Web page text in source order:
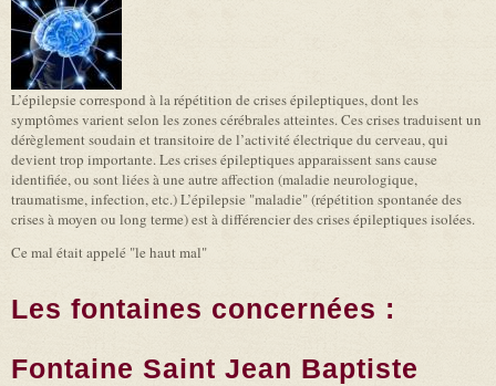
L’épilepsie correspond à la répétition de crises épileptiques, dont les
symptômes varient selon les zones cérébrales atteintes. Ces crises traduisent un
dérèglement soudain et transitoire de l’activité électrique du cerveau, qui
devient trop importante. Les crises épileptiques apparaissent sans cause
identifiée, ou sont liées à une autre affection (maladie neurologique,
traumatisme, infection, etc.) L’épilepsie "maladie" (répétition spontanée des
crises à moyen ou long terme) est à différencier des crises épileptiques isolées.
Ce mal était appelé "le haut mal"
Les fontaines concernées :
Fontaine Saint Jean Baptiste